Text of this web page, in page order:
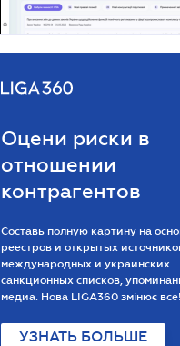
Оцени риски в
отношении
контрагентов
Составь полную картину на
реестров и открытых
международных и украинских
санкционных списков,
медиа. Нова LIGA360 змінює все!
УЗНАТЬ БОЛЬШЕ